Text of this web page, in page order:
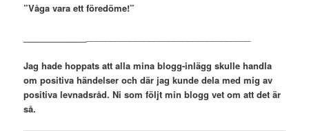
”Våga vara ett föredöme!”
Jag hade hoppats att alla mina blogg-inlägg skulle handla
om positiva händelser och där jag kunde dela med mig av
positiva levnadsråd. Ni som följt min blogg vet om att det är
så.